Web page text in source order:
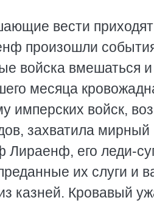
вести
произошли
войска вмешаться
месяца
имперских войск,
захватила мирный
его леди-
их слуги и
казней. Кровавый